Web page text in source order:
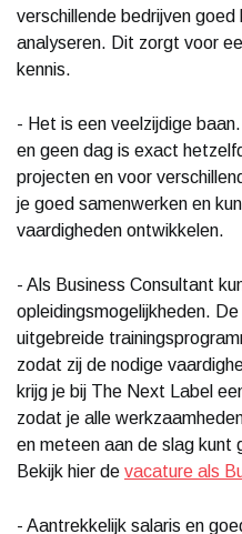
verschillende bedrijven
analyseren. Dit zorgt voor
kennis.
- Het is een veelzijdige
en geen dag is exact
projecten en voor
je goed samenwerken en
vaardigheden ontwikkelen.
- Als Business Consultant
opleidingsmogelijkheden.
uitgebreide
zodat zij de nodige
krijg je bij The Next Label
zodat je alle
en meteen aan de slag kunt
Bekijk hier de vacature als
- Aantrekkelijk salaris en